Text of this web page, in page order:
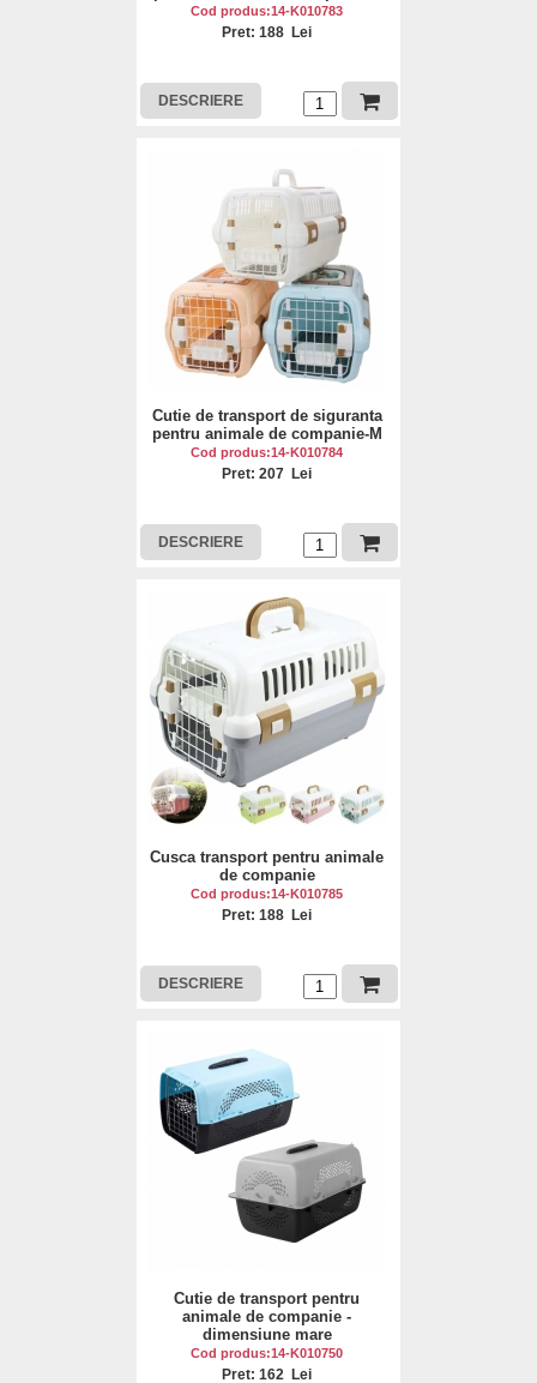
Cod produs:14-K010783
Pret: 188 Lei
DESCRIERE
Cutie de transport de siguranta
pentru animale de companie-M
Cod produs:14-K010784
Pret: 207 Lei
DESCRIERE
Cusca transport pentru animale
de companie
Cod produs:14-K010785
Pret: 188 Lei
DESCRIERE
Cutie de transport pentru
animale de companie -
dimensiune mare
Cod produs:14-K010750
Pret: 162 Lei